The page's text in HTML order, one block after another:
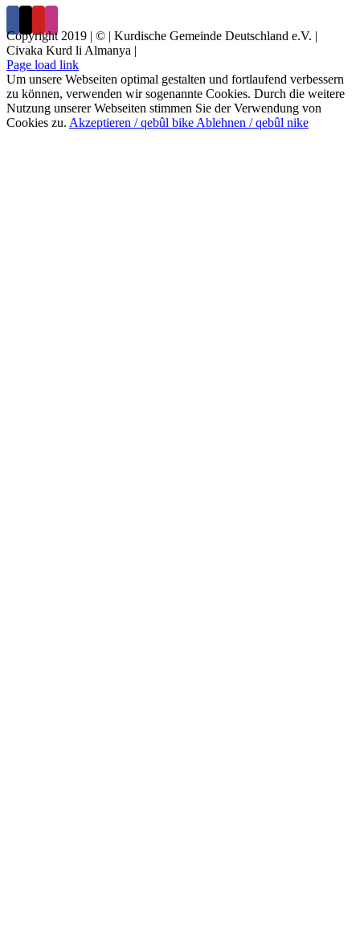
Copyright 2019 | © | Kurdische Gemeinde Deutschland e.V. |
Civaka Kurd li Almanya |
Page load link
Um unsere Webseiten optimal gestalten und fortlaufend verbessern
zu können, verwenden wir sogenannte Cookies. Durch die weitere
Nutzung unserer Webseiten stimmen Sie der Verwendung von
Cookies zu. Akzeptieren / qebûl bike Ablehnen / qebûl nike